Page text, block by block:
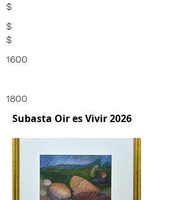
$
$
$
1600
1800
Subasta Oir es Vivir 2026